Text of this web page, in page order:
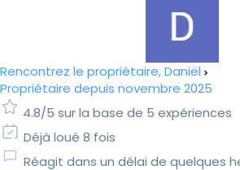
Rencontrez le propriétaire, Daniël
Propriétaire depuis novembre 2025
4.8/5 sur la base de 5 expériences
Déjà loué 8 fois
Réagit dans un délai de quelques